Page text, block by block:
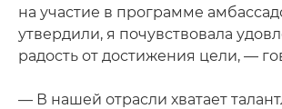
на участие в программе
утвердили, я почувствовала
радость от достижения цели, —
— В нашей отрасли хватает